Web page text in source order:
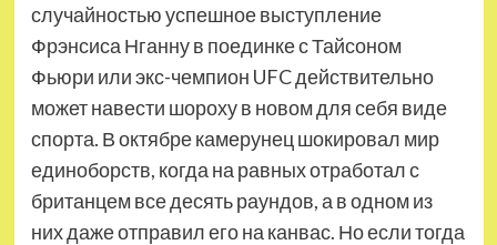
случайностью успешное выступление
Фрэнсиса Нганну в поединке с Тайсоном
Фьюри или экс-чемпион UFC действительно
может навести шороху в новом для себя виде
спорта. В октябре камерунец шокировал мир
единоборств, когда на равных отработал с
британцем все десять раундов, а в одном из
них даже отправил его на канвас. Но если тогда